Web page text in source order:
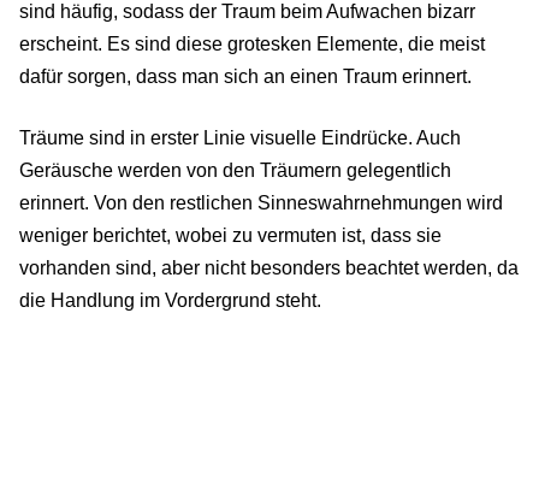
sind häufig, sodass der Traum beim Aufwachen bizarr
erscheint. Es sind diese grotesken Elemente, die meist
dafür sorgen, dass man sich an einen Traum erinnert.
Träume sind in erster Linie visuelle Eindrücke. Auch
Geräusche werden von den Träumern gelegentlich
erinnert. Von den restlichen Sinneswahrnehmungen wird
weniger berichtet, wobei zu vermuten ist, dass sie
vorhanden sind, aber nicht besonders beachtet werden, da
die Handlung im Vordergrund steht.